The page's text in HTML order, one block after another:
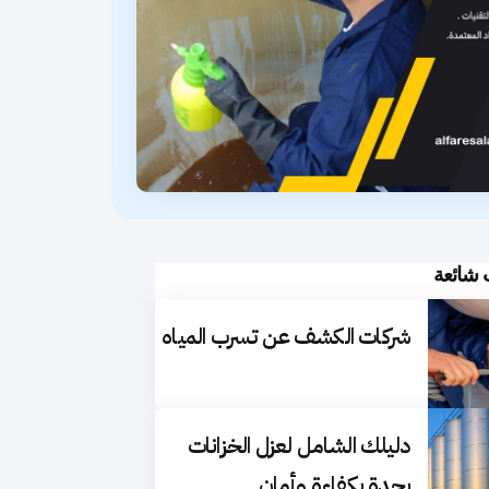
شائعة
شركات الكشف عن تسرب المياه
دليلك الشامل لعزل الخزانات